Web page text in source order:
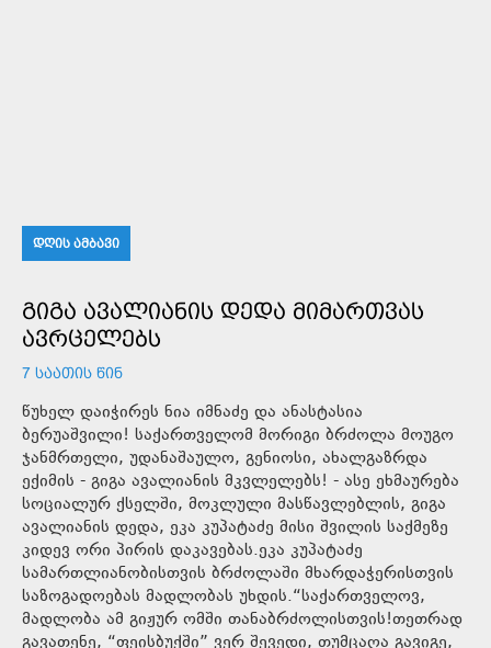
ᲓᲦᲘᲡ ᲐᲛᲑᲐᲕᲘ
ᲒᲘᲒᲐ ᲐᲕᲐᲚᲘᲐᲜᲘᲡ ᲓᲔᲓᲐ ᲛᲘᲛᲐᲠᲗᲕᲐᲡ
ᲐᲕᲠᲪᲔᲚᲔᲑᲡ
7 ᲡᲐᲐᲗᲘᲡ ᲬᲘᲜ
წუხელ დაიჭირეს ნია იმნაძე და ანასტასია
ბერუაშვილი! საქართველომ მორიგი ბრძოლა მოუგო
ჯანმრთელი, უდანაშაულო, გენიოსი, ახალგაზრდა
ექიმის - გიგა ავალიანის მკვლელებს! - ასე ეხმაურება
სოციალურ ქსელში, მოკლული მასწავლებლის, გიგა
ავალიანის დედა, ეკა კუპატაძე მისი შვილის საქმეზე
კიდევ ორი პირის დაკავებას.ეკა კუპატაძე
სამართლიანობისთვის ბრძოლაში მხარდაჭერისთვის
საზოგადოებას მადლობას უხდის.“საქართველოვ,
მადლობა ამ გიჟურ ომში თანაბრძოლისთვის!თეთრად